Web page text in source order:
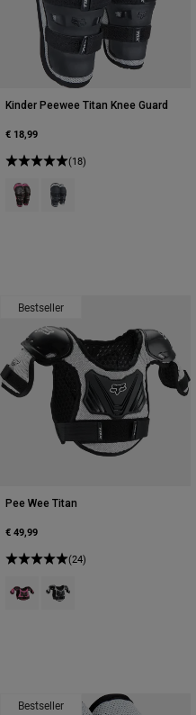
Kinder Peewee Titan Knee Guard
€ 18,99
(18)
Product swatch type of Schwarz/
Product swatch type of
Bestseller
Pee Wee Titan
€ 49,99
(24)
Product swatch type of Schwarz/
Product swatch type of
Bestseller